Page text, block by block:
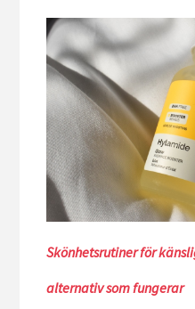
Skönhetsrutiner för
alternativ som fungerar